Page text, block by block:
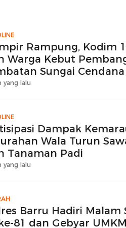
Rampung, Kodim
Warga Kebut
Sungai
yang lalu
Dampak
Wala Turun
Tanaman Padi
yang lalu
Barru Hadiri Malam
81 dan Gebyar